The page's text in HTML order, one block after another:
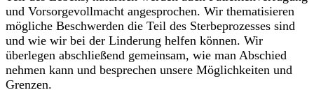
und Vorsorgevollmacht angesprochen. Wir thematisieren
mögliche Beschwerden die Teil des Sterbeprozesses sind
und wie wir bei der Linderung helfen können. Wir
überlegen abschließend gemeinsam, wie man Abschied
nehmen kann und besprechen unsere Möglichkeiten und
Grenzen.